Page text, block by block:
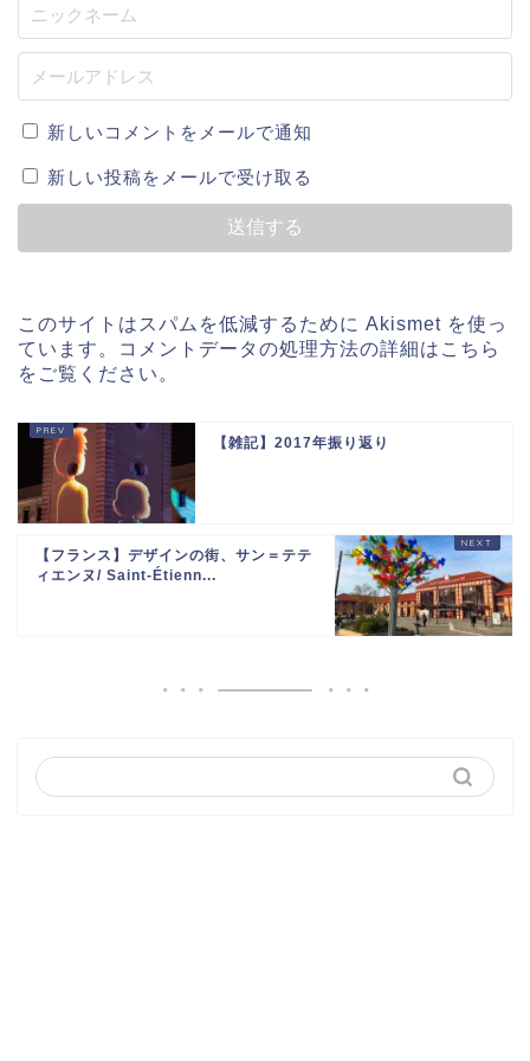
新しいコメントをメールで通知
新しい投稿をメールで受け取る
このサイトはスパムを低減するために Akismet を使っ
ています。
コメントデータの処理方法の詳細はこちら
をご覧ください 。
【雑記】2017年振り返り
【フランス】デザインの街、サン＝テテ
ィエンヌ/ Saint-Étienn...